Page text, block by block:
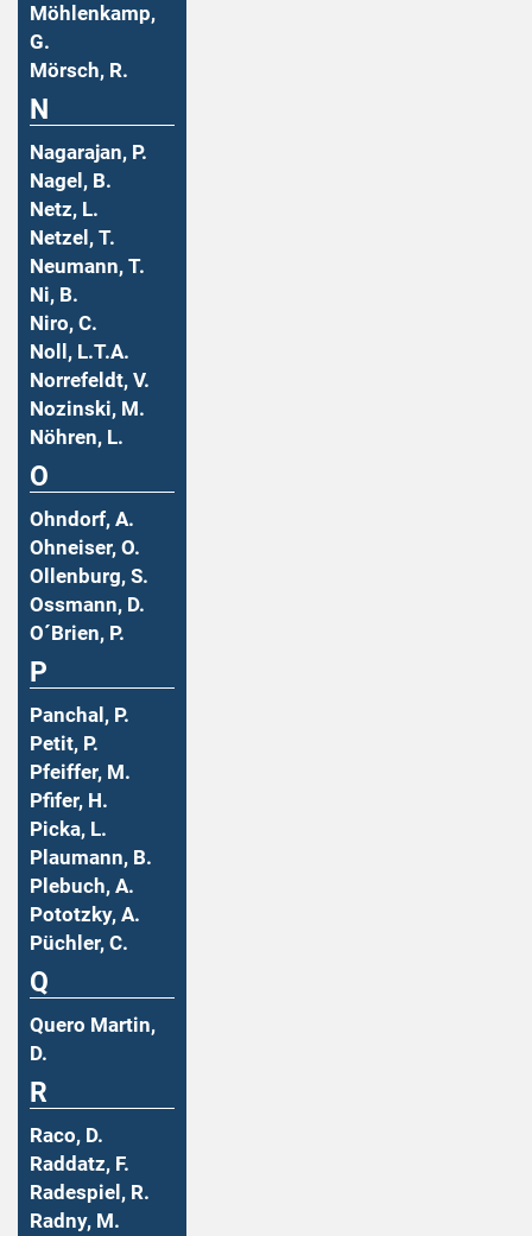
Möhlenkamp,
G.
Mörsch, R.
N
Nagarajan, P.
Nagel, B.
Netz, L.
Netzel, T.
Neumann, T.
Ni, B.
Niro, C.
Noll, L.T.A.
Norrefeldt, V.
Nozinski, M.
Nöhren, L.
O
Ohndorf, A.
Ohneiser, O.
Ollenburg, S.
Ossmann, D.
O´Brien, P.
P
Panchal, P.
Petit, P.
Pfeiffer, M.
Pfifer, H.
Picka, L.
Plaumann, B.
Plebuch, A.
Pototzky, A.
Püchler, C.
Q
Quero Martin,
D.
R
Raco, D.
Raddatz, F.
Radespiel, R.
Radny, M.